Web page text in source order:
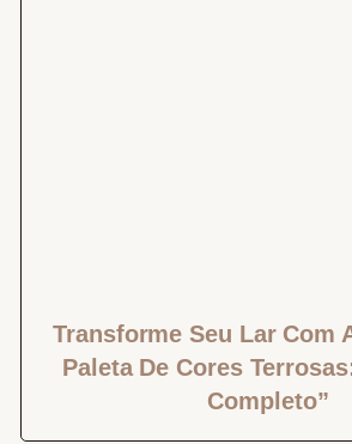
Transforme Seu Lar Com
Paleta De Cores
Completo”